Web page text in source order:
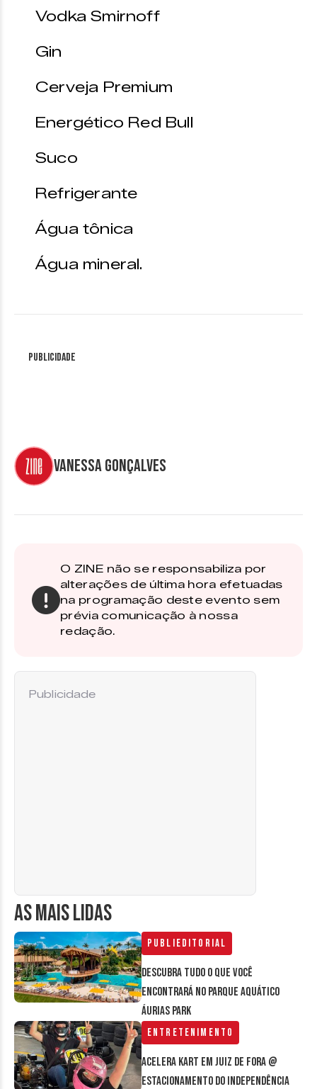
Vodka Smirnoff
Gin
Cerveja Premium
Energético Red Bull
Suco
Refrigerante
Água tônica
Água mineral.
Publicidade
Vanessa Gonçalves
O ZINE não se responsabiliza por
alterações de última hora efetuadas
na programação deste evento sem
prévia comunicação à nossa
redação.
AS MAIS LIDAS
Publieditorial
Descubra tudo o que você
encontrará no parque aquático
Áurias Park
Entretenimento
Acelera Kart em Juiz de Fora @
estacionamento do Independência
Publicidade